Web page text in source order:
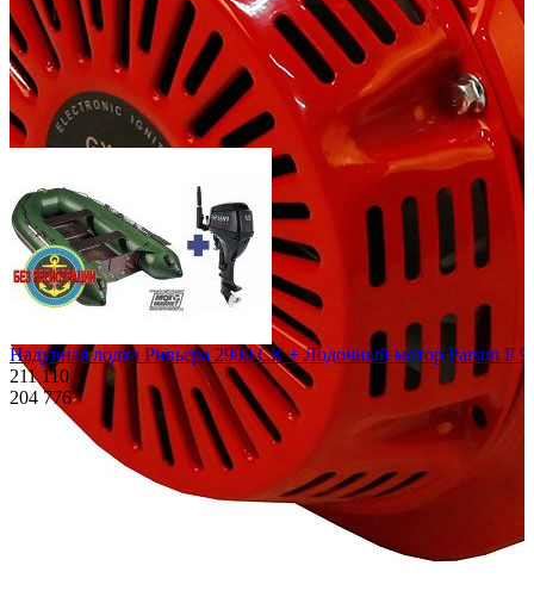
Похожие товары:
Надувная лодка Ривьера 2900 СК + Лодочный мотор Parsun F
211 110
204 776
Характеристики
Описание
Дополнения к товару